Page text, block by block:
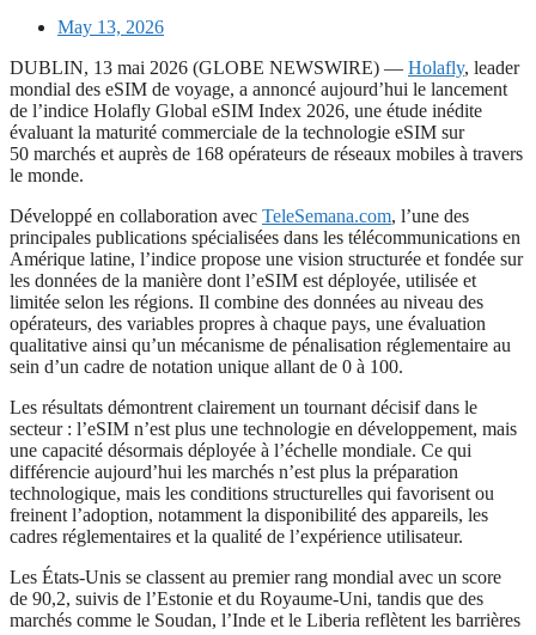
May 13, 2026
DUBLIN, 13 mai 2026 (GLOBE NEWSWIRE) — Holafly, leader
mondial des eSIM de voyage, a annoncé aujourd’hui le lancement
de l’indice Holafly Global eSIM Index 2026, une étude inédite
évaluant la maturité commerciale de la technologie eSIM sur
50 marchés et auprès de 168 opérateurs de réseaux mobiles à travers
le monde.
Développé en collaboration avec TeleSemana.com, l’une des
principales publications spécialisées dans les télécommunications en
Amérique latine, l’indice propose une vision structurée et fondée sur
les données de la manière dont l’eSIM est déployée, utilisée et
limitée selon les régions. Il combine des données au niveau des
opérateurs, des variables propres à chaque pays, une évaluation
qualitative ainsi qu’un mécanisme de pénalisation réglementaire au
sein d’un cadre de notation unique allant de 0 à 100.
Les résultats démontrent clairement un tournant décisif dans le
secteur : l’eSIM n’est plus une technologie en développement, mais
une capacité désormais déployée à l’échelle mondiale. Ce qui
différencie aujourd’hui les marchés n’est plus la préparation
technologique, mais les conditions structurelles qui favorisent ou
freinent l’adoption, notamment la disponibilité des appareils, les
cadres réglementaires et la qualité de l’expérience utilisateur.
Les États-Unis se classent au premier rang mondial avec un score
de 90,2, suivis de l’Estonie et du Royaume-Uni, tandis que des
marchés comme le Soudan, l’Inde et le Liberia reflètent les barrières